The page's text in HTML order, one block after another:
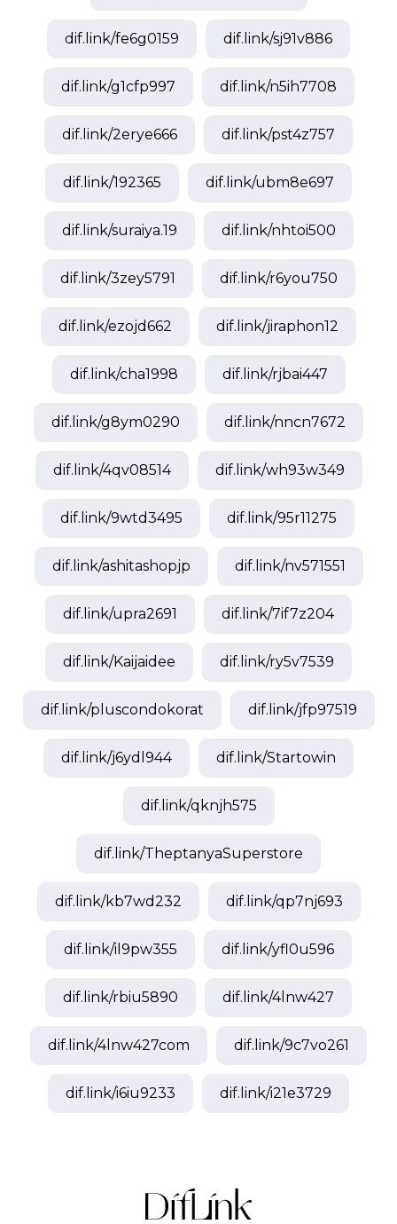
dif.link/fe6g0159 dif.link/sj91v886
dif.link/g1cfp997 dif.link/n5ih7708
dif.link/2erye666 dif.link/pst4z757
dif.link/192365 dif.link/ubm8e697
dif.link/suraiya.19 dif.link/nhtoi500
dif.link/3zey5791 dif.link/r6you750
dif.link/ezojd662 dif.link/jiraphon12
dif.link/cha1998 dif.link/rjbai447
dif.link/g8ym0290 dif.link/nncn7672
dif.link/4qv08514 dif.link/wh93w349
dif.link/9wtd3495 dif.link/95r11275
dif.link/ashitashopjp dif.link/nv571551
dif.link/upra2691 dif.link/7if7z204
dif.link/Kaijaidee dif.link/ry5v7539
dif.link/pluscondokorat dif.link/jfp97519
dif.link/j6ydl944 dif.link/Startowin
dif.link/qknjh575
dif.link/TheptanyaSuperstore
dif.link/kb7wd232 dif.link/qp7nj693
dif.link/il9pw355 dif.link/yfl0u596
dif.link/rbiu5890 dif.link/4lnw427
dif.link/4lnw427com dif.link/9c7vo261
dif.link/i6iu9233 dif.link/i21e3729